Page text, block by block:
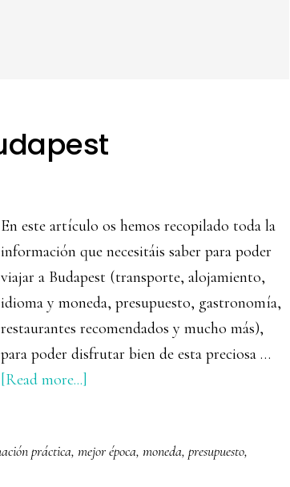
En este artículo os hemos recopilado toda la
información que necesitáis saber para poder
viajar a Budapest (transporte, alojamiento,
idioma y moneda, presupuesto, gastronomía,
restaurantes recomendados y mucho más),
para poder disfrutar bien de esta preciosa …
[Read more...]
viajar
práctica, mejor época, moneda, presupuesto,